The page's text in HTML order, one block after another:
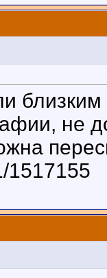
не
1517155